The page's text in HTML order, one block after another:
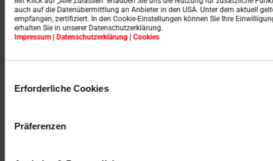
auch auf die Datenübermittlung an Anbieter in den USA. Unter dem aktuell
empfangen, zertifiziert. In den Cookie-Einstellungen können Sie Ihre
erhalten Sie in unserer Datenschutzerklärung.
Impressum| Datenschutzerklärung| Cookies
Erforderliche Cookies
Präferenzen